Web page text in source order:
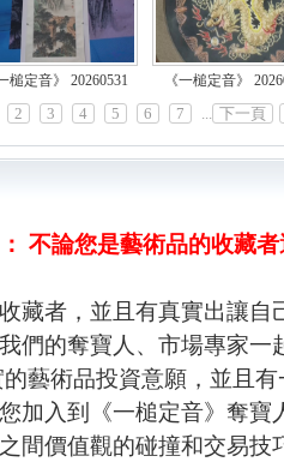
槌定音》 20260531 《一槌定音》
2 3 4 5 6 7 ... 下一頁
不論您是藝術品的收藏
藏者，並且有真實出讓自
們的奪寶人、市場專家一
藝術品投資意願，並且
加入到《一槌定音》奪寶
間價值觀的碰撞和交易技